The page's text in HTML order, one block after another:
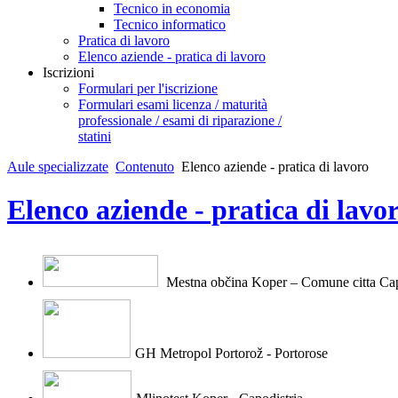
Tecnico in economia
Tecnico informatico
Pratica di lavoro
Elenco aziende - pratica di lavoro
Iscrizioni
Formulari per l'iscrizione
Formulari esami licenza / maturità
professionale / esami di riparazione /
statini
Aule specializzate Contenuto Elenco aziende - pratica di lavoro
Elenco aziende - pratica di
Mestna občina Koper – Comune citta
GH Metropol Portorož - Portorose